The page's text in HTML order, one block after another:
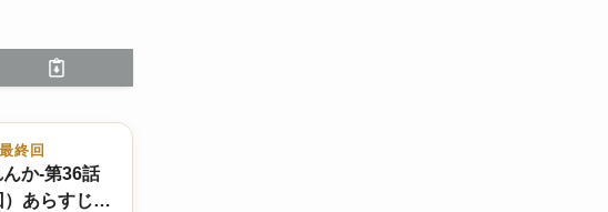
最終回
か-第36話
）あらすじと